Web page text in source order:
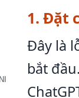
1. Đặt
Đây là
bắt